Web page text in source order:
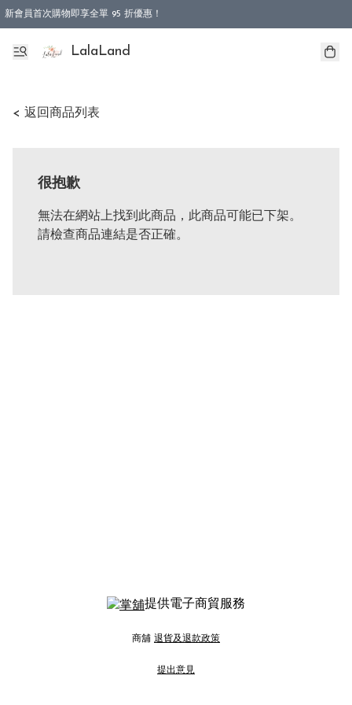
新會員首次購物即享全單 95 折優惠！
特選會員可享全單低至 9 折優惠！
LalaLand
< 返回商品列表
很抱歉
無法在網站上找到此商品，此商品可能已下架。
請檢查商品連結是否正確。
提供電子商貿服務
商舖 退貨及退款政策
提出意見